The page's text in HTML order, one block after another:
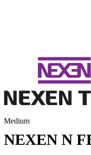
Medium
NEXEN N